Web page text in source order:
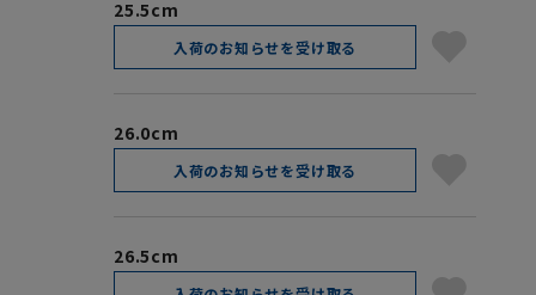
25.5cm
入荷のお知らせを受け取る
26.0cm
入荷のお知らせを受け取る
26.5cm